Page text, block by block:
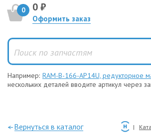
0 0 ₽
Оформить заказ
Например: RAM-B-166-AP14U, редукторное
нескольких деталей вводите артикул через
—Вернуться в каталог